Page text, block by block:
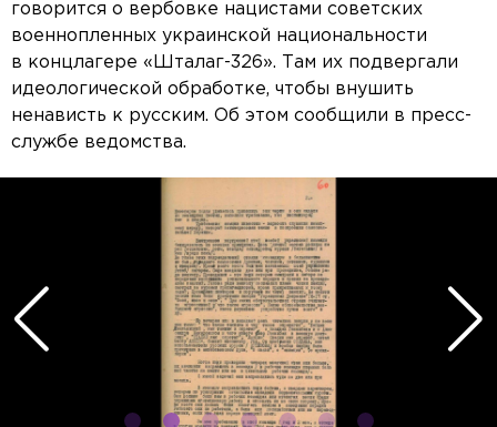
говорится о вербовке нацистами советских
военнопленных украинской национальности
в концлагере «Шталаг-326». Там их подвергали
идеологической обработке, чтобы внушить
ненависть к русским. Об этом сообщили в пресс-
службе ведомства.